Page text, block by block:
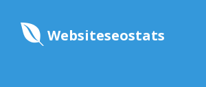
Websiteseostats